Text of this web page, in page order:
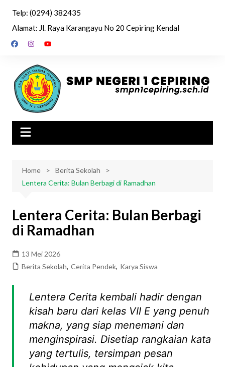
content
Telp: (0294) 382435
Alamat: Jl. Raya Karangayu No 20 Cepiring Kendal
Home
Berita Sekolah
Lentera Cerita: Bulan Berbagi di Ramadhan
Lentera Cerita: Bulan Berbagi
di Ramadhan
13 Mei 2026
Berita Sekolah, Cerita Pendek, Karya Siswa
Lentera Cerita kembali hadir dengan
kisah baru dari kelas VII E yang penuh
makna, yang siap menemani dan
menginspirasi. Disetiap rangkaian kata
yang tertulis, tersimpan pesan